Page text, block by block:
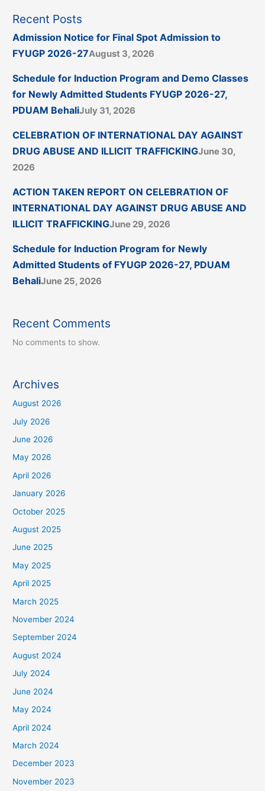
Recent Posts
Admission Notice for Final Spot Admission to
FYUGP 2026-27August 3, 2026
Schedule for Induction Program and Demo Classes
for Newly Admitted Students FYUGP 2026-27,
PDUAM BehaliJuly 31, 2026
CELEBRATION OF INTERNATIONAL DAY AGAINST
DRUG ABUSE AND ILLICIT TRAFFICKINGJune 30,
2026
ACTION TAKEN REPORT ON CELEBRATION OF
INTERNATIONAL DAY AGAINST DRUG ABUSE AND
ILLICIT TRAFFICKINGJune 29, 2026
Schedule for Induction Program for Newly
Admitted Students of FYUGP 2026-27, PDUAM
BehaliJune 25, 2026
Recent Comments
No comments to show.
Archives
August 2026
July 2026
June 2026
May 2026
April 2026
January 2026
October 2025
August 2025
June 2025
May 2025
April 2025
March 2025
November 2024
September 2024
August 2024
July 2024
June 2024
May 2024
April 2024
March 2024
December 2023
November 2023